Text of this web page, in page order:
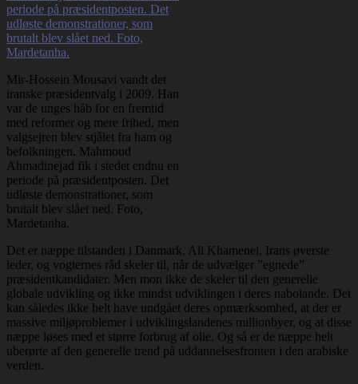
Mir-Hossein Mousavi vandt det
iranske præsidentvalg i 2009. Han
var de unges håb for en fremtid
med reformer og mere frihed, men
valgsejren blev stjålet fra ham og
befolkningen. Mahmoud
Ahmadinejad fik i stedet endnu en
periode på præsidentposten. Det
udløste demonstrationer, som
brutalt blev slået ned. Foto,
Mardetanha.
Det er næppe tilstanden i Danmark, Ali Khamenei, Irans øverste
leder, og vogternes råd skeler til, når de udvælger ”egnede”
præsidentkandidater. Men mon ikke de skeler til den generelle
globale udvikling og ikke mindst udviklingen i deres nabolande. Det
kan således ikke helt have undgået deres opmærksomhed, at der er
massive miljøproblemer i udviklingslandenes millionbyer, og at disse
næppe løses med et større forbrug af olie. Og så er de næppe helt
uberørte af den generelle trend på uddannelsesfronten i den arabiske
verden.